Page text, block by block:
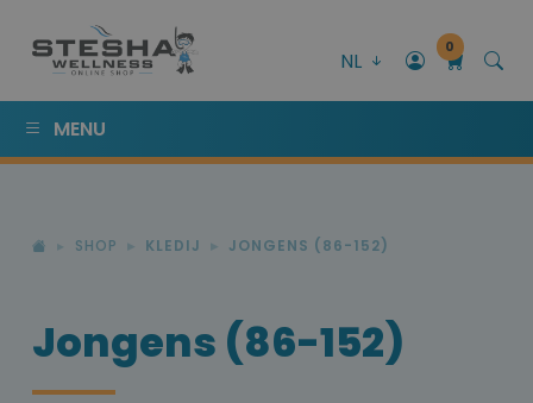
NL
0
MENU
SHOP KLEDIJ JONGENS (86-152)
Jongens (86-152)